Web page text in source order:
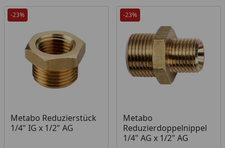
-23%
Metabo Reduzierstück
1/4" IG x 1/2" AG
-23%
Metabo
Reduzierdoppelnippel
1/4" AG x 1/2" AG